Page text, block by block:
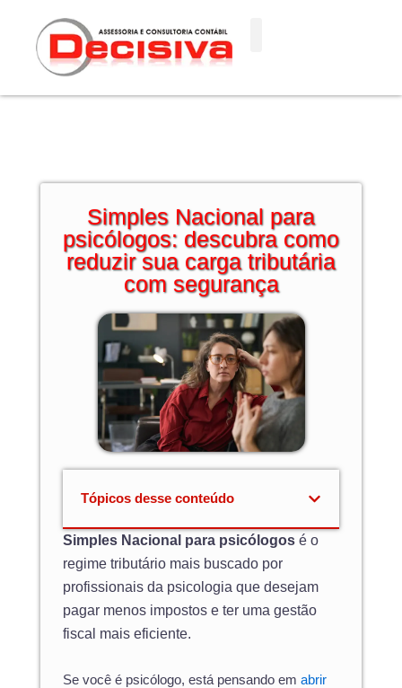
conteúdo
Simples Nacional para
psicólogos: descubra como
reduzir sua carga tributária
com segurança
Tópicos desse conteúdo
Simples Nacional para psicólogos é o
regime tributário mais buscado por
profissionais da psicologia que desejam
pagar menos impostos e ter uma gestão
fiscal mais eficiente.
Se você é psicólogo, está pensando em abrir